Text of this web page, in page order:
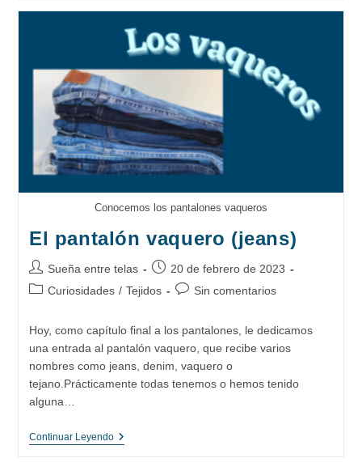
Historia,
Características
Usos
Conocemos los pantalones vaqueros
El pantalón vaquero (jeans)
Autor
de
Sueña entre telas
Publicación
20 de febrero de 2023
Categoría
entrada:
Curiosidades / Tejidos
Comentarios
entrada:
Sin comentarios
Hoy, como capítulo final a los pantalones, le dedicamos
una entrada al pantalón vaquero, que recibe varios
nombres como jeans, denim, vaquero o
tejano.Prácticamente todas tenemos o hemos tenido
alguna…
Continuar LeyendoEl